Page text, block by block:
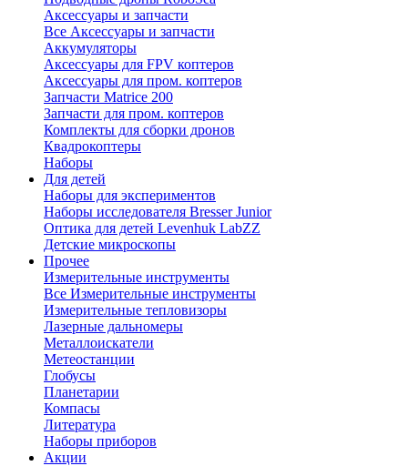
Аксессуары и запчасти
Все Аксессуары и запчасти
Аккумуляторы
Аксессуары для FPV коптеров
Аксессуары для пром. коптеров
Запчасти Matrice 200
Запчасти для пром. коптеров
Комплекты для сборки дронов
Квадрокоптеры
Наборы
Для детей
Наборы для экспериментов
Наборы исследователя Bresser Junior
Оптика для детей Levenhuk LabZZ
Детские микроскопы
Прочее
Измерительные инструменты
Все Измерительные инструменты
Измерительные тепловизоры
Лазерные дальномеры
Металлоискатели
Метеостанции
Глобусы
Планетарии
Компасы
Литература
Наборы приборов
Акции